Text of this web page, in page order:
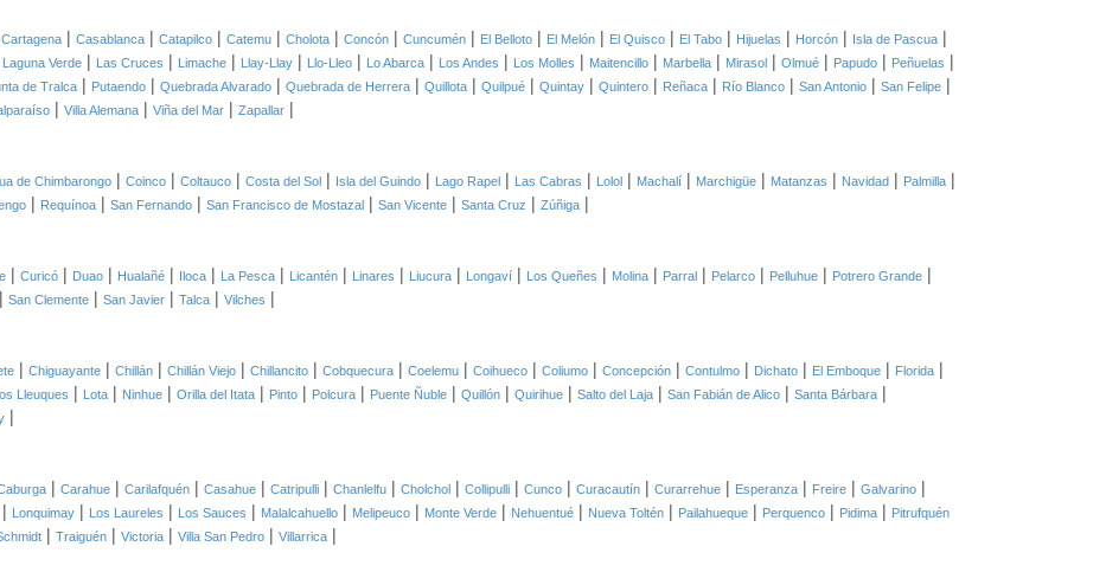
Cartagena | Casablanca | Catapilco | Catemu | Cholota | Concón | Cuncumén | El Belloto | El Melón | El Quisco | El Tabo | Hijuelas | Horcón | Isla de Pascua |
Laguna Verde | Las Cruces | Limache | Llay-Llay | Llo-Lleo | Lo Abarca | Los Andes | Los Molles | Maitencillo | Marbella | Mirasol | Olmué | Papudo | Peñuelas |
de Tralca | Putaendo | Quebrada Alvarado | Quebrada de Herrera | Quillota | Quilpué | Quintay | Quintero | Reñaca | Río Blanco | San Antonio | San Felipe |
| Villa Alemana | Viña del Mar | Zapallar |
de Chimbarongo | Coinco | Coltauco | Costa del Sol | Isla del Guindo | Lago Rapel | Las Cabras | Lolol | Machalí | Marchigüe | Matanzas | Navidad | Palmilla |
| Requínoa | San Fernando | San Francisco de Mostazal | San Vicente | Santa Cruz | Zúñiga |
| Curicó | Duao | Hualañé | Iloca | La Pesca | Licantén | Linares | Liucura | Longaví | Los Queñes | Molina | Parral | Pelarco | Pelluhue | Potrero Grande |
| San Clemente | San Javier | Talca | Vilches |
| Chiguayante | Chillán | Chillán Viejo | Chillancito | Cobquecura | Coelemu | Coihueco | Coliumo | Concepción | Contulmo | Dichato | El Emboque | Florida |
Lleuques | Lota | Ninhue | Orilla del Itata | Pinto | Polcura | Puente Ñuble | Quillón | Quirihue | Salto del Laja | San Fabián de Alico | Santa Bárbara |
|
| Carahue | Carilafquén | Casahue | Catripulli | Chanlelfu | Cholchol | Collipulli | Cunco | Curacautín | Curarrehue | Esperanza | Freire | Galvarino |
| Lonquimay | Los Laureles | Los Sauces | Malalcahuello | Melipeuco | Monte Verde | Nehuentué | Nueva Toltén | Pailahueque | Perquenco | Pidima | Pitrufquén
| Traiguén | Victoria | Villa San Pedro | Villarrica |